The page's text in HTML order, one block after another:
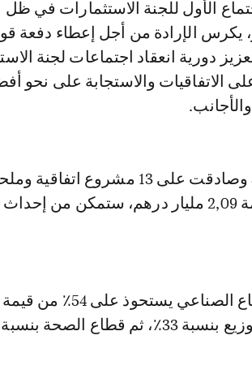
الأول للجنة الاستثمارات في ظل
يكرس الإرادة من أجل إعطاء دفعة
دورية انعقاد اجتماعات لجنة
الاتفاقيات والاستجابة على نحو
وتدارست اللجنة في دورتها الـ81 وصادقت على 13 مشروع
وأشار المصدر ذاته، إلى أن القطاع الصناعي يستحوذ على 54٪ من قيمة
الصحة بنسبة 13٪.